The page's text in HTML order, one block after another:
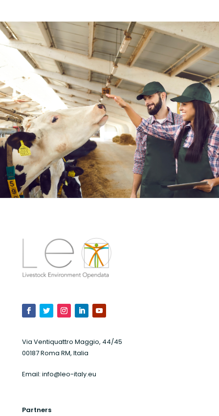
Via Ventiquattro Maggio, 44/45
00187 Roma RM, Italia
Email: info@leo-italy.eu
Partners